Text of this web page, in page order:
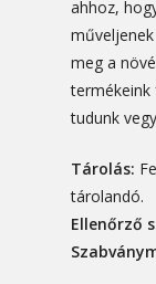
ahhoz,
meg a
termékeink
tudunk
Tárolás:
tárolandó.
Ellenőrző